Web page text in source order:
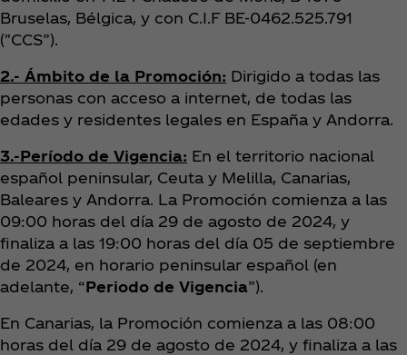
Bruselas, Bélgica, y con C.I.F BE-0462.525.791
("CCS”).
2.- Ámbito de la Promoción: Dirigido a todas las
personas con acceso a internet, de todas las
edades y residentes legales en España y Andorra.
3.-Período de Vigencia: En el territorio nacional
español peninsular, Ceuta y Melilla, Canarias,
Baleares y Andorra. La Promoción comienza a las
09:00 horas del día 29 de agosto de 2024, y
finaliza a las 19:00 horas del día 05 de septiembre
de 2024, en horario peninsular español (en
adelante, “Periodo de Vigencia”).
En Canarias, la Promoción comienza a las 08:00
horas del día 29 de agosto de 2024, y finaliza a las